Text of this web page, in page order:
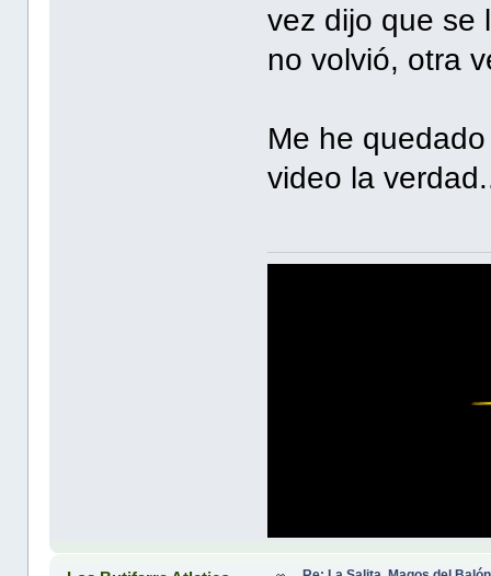
vez dijo que se
no volvió, otra
Me he
video la